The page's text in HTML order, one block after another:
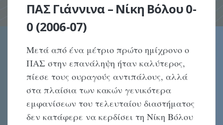
ΠΑΣ Γιάννινα – Νίκη Βόλου 0-
0 (2006-07)
Μετά από ένα μέτριο πρώτο ημίχρονο ο
ΠΑΣ στην επανάληψη ήταν καλύτερος,
πίεσε τους ουραγούς αντιπάλους, αλλά
στα πλαίσια των κακών γενικότερα
εμφανίσεων του τελευταίου διαστήματος
δεν κατάφερε να κερδίσει τη Νίκη Βόλου